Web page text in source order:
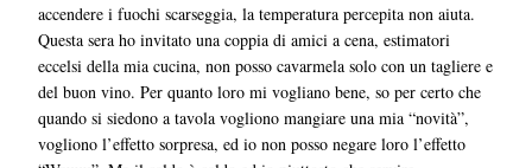
accendere i fuochi scarseggia, la temperatura percepita non aiuta.
Questa sera ho invitato una coppia di amici a cena, estimatori
eccelsi della mia cucina, non posso cavarmela solo con un tagliere e
del buon vino. Per quanto loro mi vogliano bene, so per certo che
quando si siedono a tavola vogliono mangiare una mia “novità”,
vogliono l’effetto sorpresa, ed io non posso negare loro l’effetto